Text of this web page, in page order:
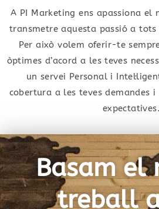
A PI Marketing ens apassiona
transmetre aquesta passió a tots
Per això volem oferir-te
òptimes d’acord a les teves
un servei Personal i
cobertura a les teves demandes i
expectatives.
Basam el
treball